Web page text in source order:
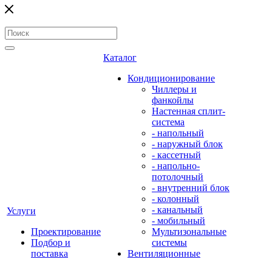
Услуги
Проектирование
Подбор и
поставка
Каталог
Кондиционирование
Чиллеры и
фанкойлы
Настенная сплит-
система
- напольный
- наружный блок
- кассетный
- напольно-
потолочный
- внутренний блок
- колонный
- канальный
- мобильный
Мультизональные
системы
Вентиляционные